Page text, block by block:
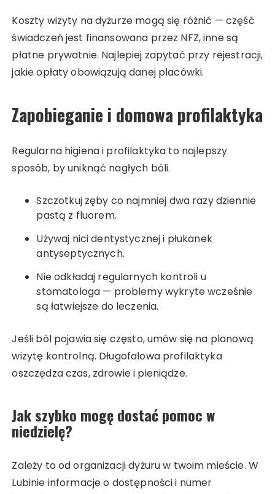
Koszty wizyty na dyżurze mogą się różnić — część
świadczeń jest finansowana przez NFZ, inne są
płatne prywatnie. Najlepiej zapytać przy rejestracji,
jakie opłaty obowiązują danej placówki.
Zapobieganie i domowa profilaktyka
Regularna higiena i profilaktyka to najlepszy
sposób, by uniknąć nagłych bóli.
Szczotkuj zęby co najmniej dwa razy dziennie
pastą z fluorem.
Używaj nici dentystycznej i płukanek
antyseptycznych.
Nie odkładaj regularnych kontroli u
stomatologa — problemy wykryte wcześnie
są łatwiejsze do leczenia.
Jeśli ból pojawia się często, umów się na planową
wizytę kontrolną. Długofalowa profilaktyka
oszczędza czas, zdrowie i pieniądze.
Jak szybko mogę dostać pomoc w
niedzielę?
Zależy to od organizacji dyżuru w twoim mieście. W
Lubinie informacje o dostępności i numer